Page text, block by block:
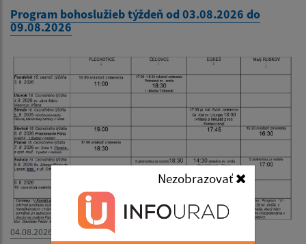
Nezobrazovať
Program bohoslužieb týždeň od 03.08.2026 do
09.08.2026
04.08.2026